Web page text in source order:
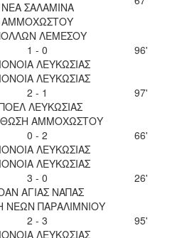
ΝΕΑ ΣΑΛΑΜΙΝΑ
ΑΜΜΟΧΩΣΤΟΥ
ΛΕΜΕΣΟΥ
1 - 0
ΛΕΥΚΩΣΙΑΣ
96'
ΛΕΥΚΩΣΙΑΣ
2 - 1
ΛΕΥΚΩΣΙΑΣ
97'
ΑΜΜΟΧΩΣΤΟΥ
0 - 2
ΛΕΥΚΩΣΙΑΣ
66'
ΛΕΥΚΩΣΙΑΣ
3 - 0
ΑΓΙΑΣ ΝΑΠΑΣ
26'
ΝΕΩΝ ΠΑΡΑΛΙΜΝΙΟΥ
2 - 3
ΛΕΥΚΩΣΙΑΣ
95'